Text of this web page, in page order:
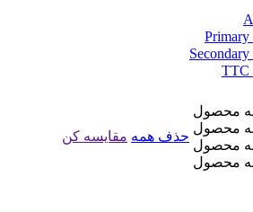
حذف همه مقایسه کن